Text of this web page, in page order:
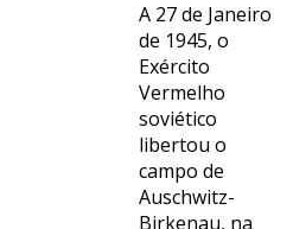
A 27 de Janeiro
de 1945, o
Exército
Vermelho
soviético
libertou o
campo de
Auschwitz-
Birkenau, na